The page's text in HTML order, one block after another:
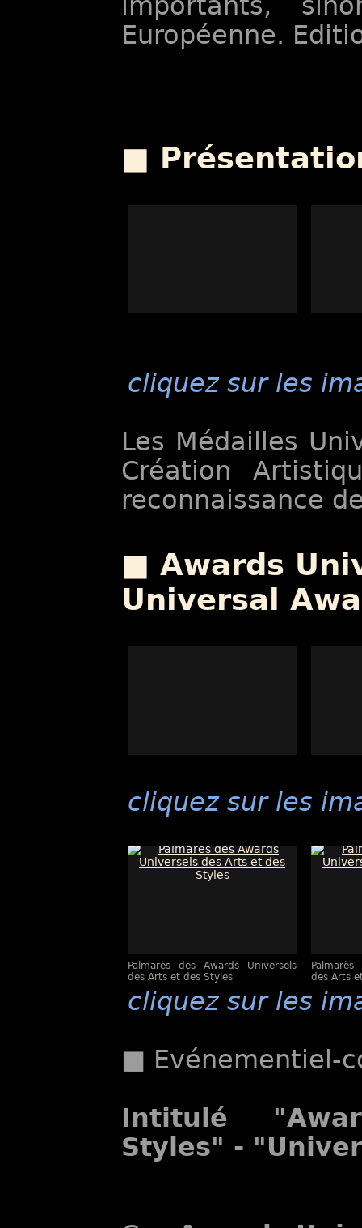
Européenne.
■
cliquez sur les
Les Médailles
Création
reconnaissance
■ Awards
Universal
cliquez sur les
Palmarès des Awards Universels
des Arts et des Styles
des Arts
cliquez sur les
■ Evénementiel-
Intitulé
Styles" -